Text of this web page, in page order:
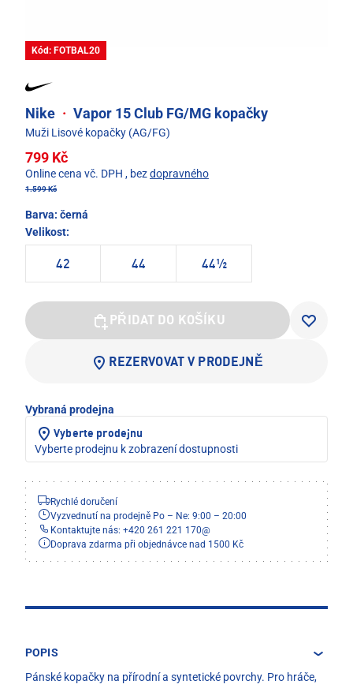
Kód: FOTBAL20
Nike · Vapor 15 Club FG/MG kopačky
Muži Lisové kopačky (AG/FG)
799 Kč
Online cena vč. DPH , bezdopravného
1.599 Kč
Barva: černá
Velikost:
42 44 44½
PŘIDAT DO KOŠÍKU
REZERVOVAT V PRODEJNĚ
Vybraná prodejna
Vyberte prodejnu
Vyberte prodejnu k zobrazení dostupnosti
Rychlé doručení
Vyzvednutí na prodejně Po – Ne: 9:00 – 20:00
Kontaktujte nás: +420 261 221 170@
Doprava zdarma při objednávce nad 1500 Kč
POPIS
Pánské kopačky na přírodní a syntetické povrchy. Pro hráče,